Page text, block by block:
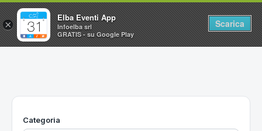
Home
Utilità
Categoria
×
Elba Eventi App
Infoelba srl
GRATIS - su Google Play
Scarica